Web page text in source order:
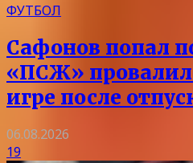
ФУТБОЛ
Сафонов попал
«ПСЖ»
игре после
06.08.2026
19